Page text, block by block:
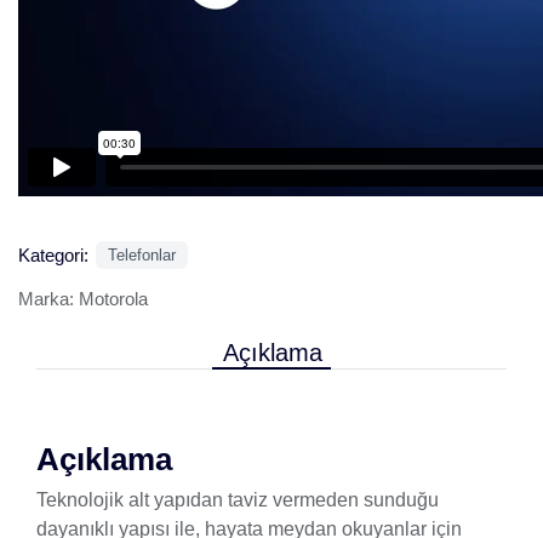
Kategori: Telefonlar
Marka: Motorola
Açıklama
Açıklama
Teknolojik alt yapıdan taviz vermeden sunduğu
dayanıklı yapısı ile, hayata meydan okuyanlar için